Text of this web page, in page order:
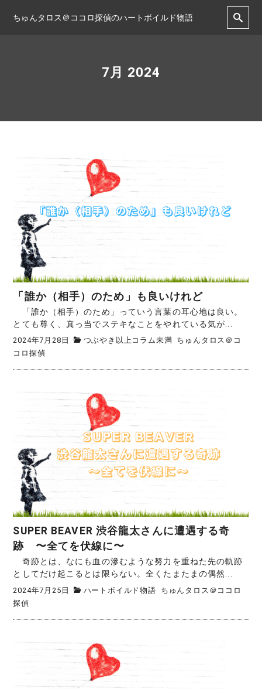
ちゅんタロス＠ココロ探偵のハートボイルド物語
7月 2024
「誰か（相手）のため」も良いけれど
「誰か（相手）のため」っていう言葉の耳心地は良い。
とても尊く、真っ当でステキなことをやれている気が...
2024年7月28日 つぶやき以上コラム未満 ちゅんタロス＠コ
コロ探偵
SUPER BEAVER 渋谷龍太さんに遭遇する奇
跡 〜全てを伏線に〜
奇跡とは、なにも血の滲むような努力を重ねた先の軌跡
としてだけ起こるとは限らない。全くたまたまの偶然...
2024年7月25日 ハートボイルド物語
ちゅんタロス＠ココロ
探偵